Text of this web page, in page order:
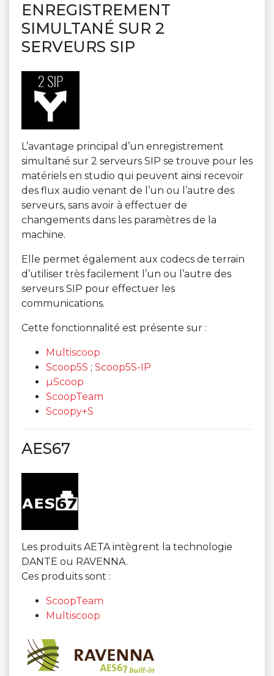
ENREGISTREMENT
SIMULTANÉ SUR 2
SERVEURS SIP
L’avantage principal d’un enregistrement
simultané sur 2 serveurs SIP se trouve pour les
matériels en studio qui peuvent ainsi recevoir
des flux audio venant de l’un ou l’autre des
serveurs, sans avoir à effectuer de
changements dans les paramètres de la
machine.
Elle permet également aux codecs de terrain
d’utiliser très facilement l’un ou l’autre des
serveurs SIP pour effectuer les
communications.
Cette fonctionnalité est présente sur :
Multiscoop
Scoop5S ; Scoop5S-IP
µScoop
ScoopTeam
Scoopy+S
AES67
Les produits AETA intègrent la technologie
DANTE ou RAVENNA.
Ces produits sont :
ScoopTeam
Multiscoop